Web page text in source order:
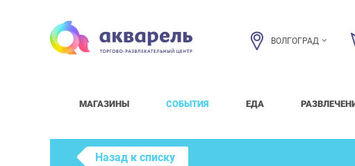
ВОЛГОГРАД
МАГАЗИНЫ СОБЫТИЯ ЕДА
Назад к списку